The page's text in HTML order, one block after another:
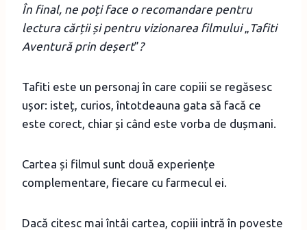
În final, ne poți face o recomandare pentru
lectura cărții și pentru vizionarea filmului„ Tafiti
Aventură prin deșert”?
Tafiti este un personaj în care copiii se regăsesc
ușor: isteț, curios, întotdeauna gata să facă ce
este corect, chiar și când este vorba de dușmani.
Cartea și filmul sunt două experiențe
complementare, fiecare cu farmecul ei.
Dacă citesc mai întâi cartea, copiii intră în poveste